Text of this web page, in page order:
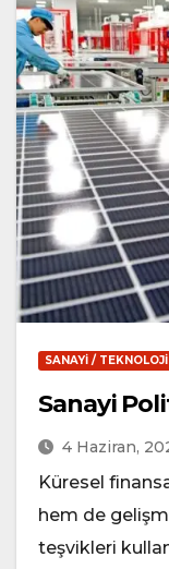
SANAYI /
Sanayi
4 Haziran,
Küresel
hem de
teşvikleri